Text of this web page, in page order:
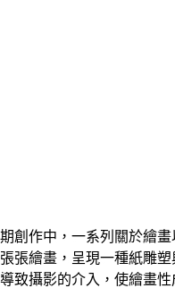
創作中，一系列關於繪
張繪畫，呈現一種紙雕
致攝影的介入，使繪畫